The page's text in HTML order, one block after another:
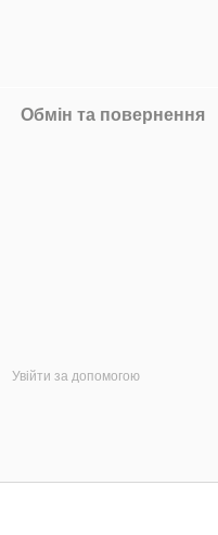
Обмін та повернення
Увійти за допомогою